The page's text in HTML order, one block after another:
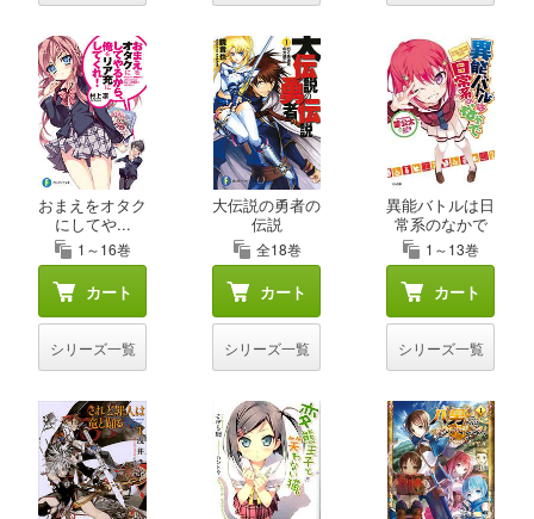
おまえをオタク
にしてや...
1～16巻
カート
シリーズ一覧
大伝説の勇者の
伝説
全18巻
カート
シリーズ一覧
異能バトルは日
常系のなかで
1～13巻
カート
シリーズ一覧